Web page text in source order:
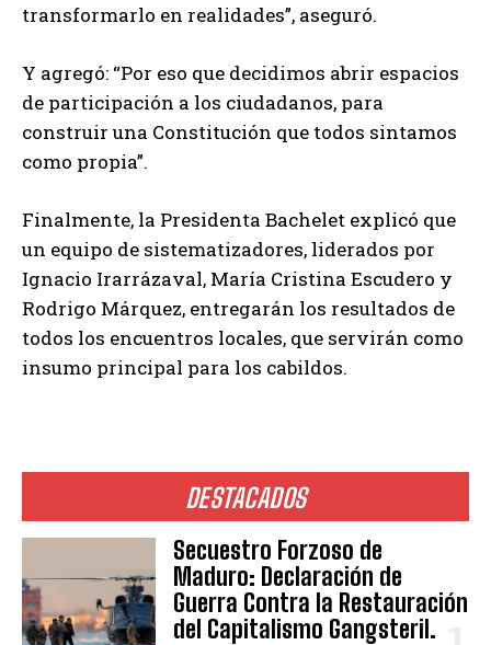
DESTACADOS
Secuestro Forzoso de
Maduro: Declaración de
Guerra Contra la Restauración
del Capitalismo Gangsteril.
transformarlo en realidades”, aseguró.
Y agregó: “Por eso que decidimos abrir espacios
de participación a los ciudadanos, para
construir una Constitución que todos sintamos
como propia”.
Finalmente, la Presidenta Bachelet explicó que
un equipo de sistematizadores, liderados por
Ignacio Irarrázaval, María Cristina Escudero y
Rodrigo Márquez, entregarán los resultados de
todos los encuentros locales, que servirán como
insumo principal para los cabildos.